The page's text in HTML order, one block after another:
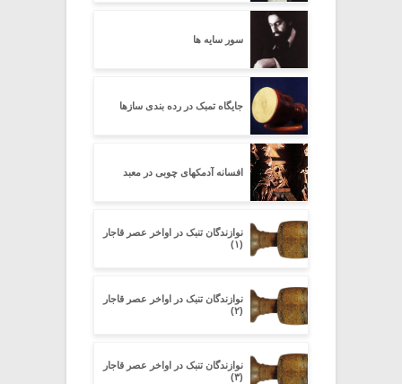
سور سایه ها
جایگاه تمبک در رده بندی سازها
افسانه آدمکهای چوبی در معبد
نوازندگان تنبک در اواخر عصر قاجار
(۱)
نوازندگان تنبک در اواخر عصر قاجار
(۲)
نوازندگان تنبک در اواخر عصر قاجار
(۳)